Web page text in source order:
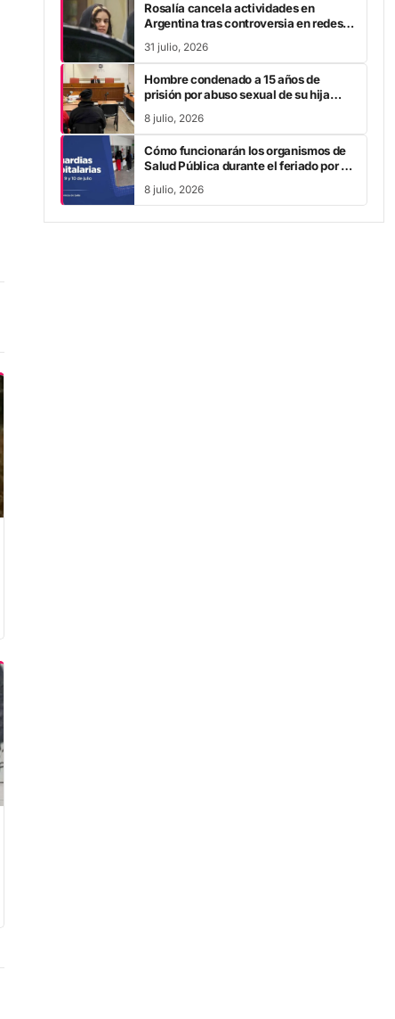
Rosalía cancela actividades en
Argentina tras controversia en redes
31 julio, 2026
Hombre condenado a 15 años de
prisión por abuso sexual de su hija
8 julio, 2026
Cómo funcionarán los organismos de
Salud Pública durante el feriado por el
8 julio, 2026